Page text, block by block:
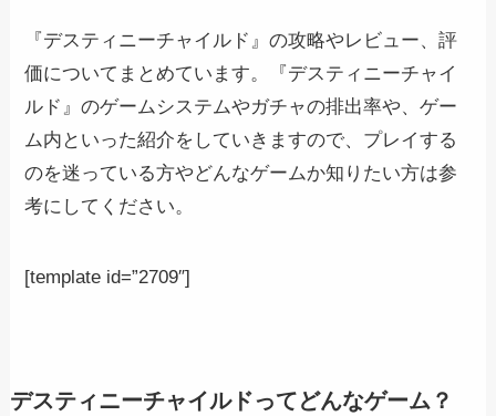
『デスティニーチャイルド』の攻略やレビュー、評
価についてまとめています。『デスティニーチャイ
ルド』のゲームシステムやガチャの排出率や、ゲー
ム内といった紹介をしていきますので、プレイする
のを迷っている方やどんなゲームか知りたい方は参
考にしてください。
[template id=”2709″]
デスティニーチャイルドってどんなゲーム？